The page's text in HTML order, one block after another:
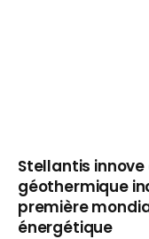
Stellantis
géothermique
première
énergétique